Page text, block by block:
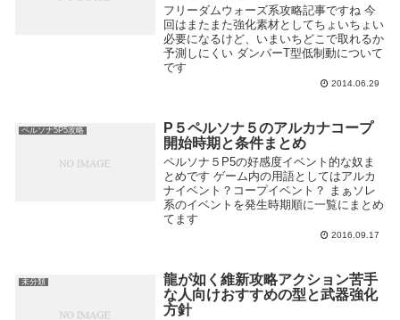
フリーダムウォーズ系攻略記事ですね 今
回はまたまた強化素材としてちょいちょい
必要になるけど、いまいちどこで取れるか
予測しにくい ダンパーT型低制動について
です
2014.06.29
ペルソナ5P5攻略
P５ペルソナ５のアルカナコープ
開始時期と条件まとめ
ペルソナ５P5の好感度イベント的な奴ま
とめです ゲーム内の用語としてはアルカ
ナイベント？コープイベント？ まぁソレ
系のイベントを発生時期順に一覧にまとめ
てます
2016.09.17
未分類
龍が如く維新攻略アクション苦手
な人向けおすすめの型と武器強化
方針